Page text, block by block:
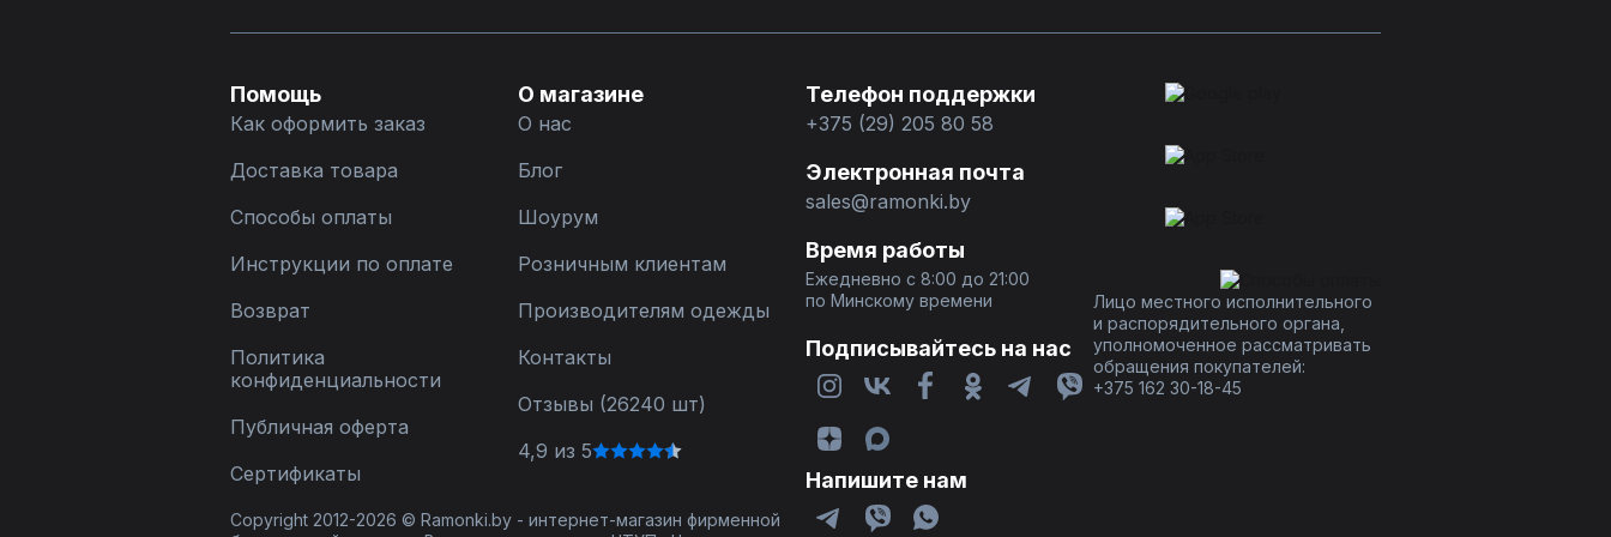
Помощь
Как оформить заказ
Доставка товара
Способы оплаты
Инструкции по оплате
Возврат
Политика
конфиденциальности
Публичная оферта
Сертификаты
О магазине
О нас
Блог
Шоурум
Розничным клиентам
Производителям одежды
Контакты
Отзывы (26240 шт)
4,9 из 5
Телефон поддержки
+375 (29) 205 80 58
Электронная почта
sales@ramonki.by
Время работы
Ежедневно с 8:00 до 21:00
по Минскому времени
Подписывайтесь на нас
Напишите нам
Лицо местного исполнительного
и распорядительного органа,
уполномоченное рассматривать
обращения покупателей:
+375 162 30-18-45
Copyright 2012-2026 © Ramonki.by - интернет-магазин фирменной